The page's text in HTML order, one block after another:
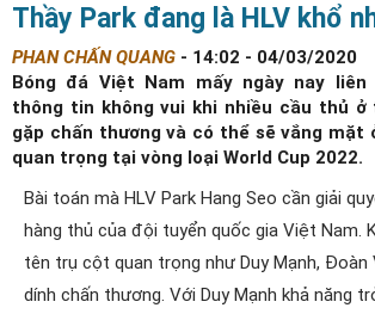
Thầy Park đang là HLV khổ
PHAN CHẤN QUANG - 14:02 - 04/03/2020
Bóng đá Việt Nam mấy ngày nay
thông tin không vui khi nhiều cầu thủ ở
gặp chấn thương và có thể sẽ vắng mặt
quan trọng tại vòng loại World Cup 2022.
Bài toán mà HLV Park Hang Seo cần giải
hàng thủ của đội tuyển quốc gia Việt Nam.
tên trụ cột quan trọng như Duy Mạnh, Đoàn
dính chấn thương. Với Duy Mạnh khả năng